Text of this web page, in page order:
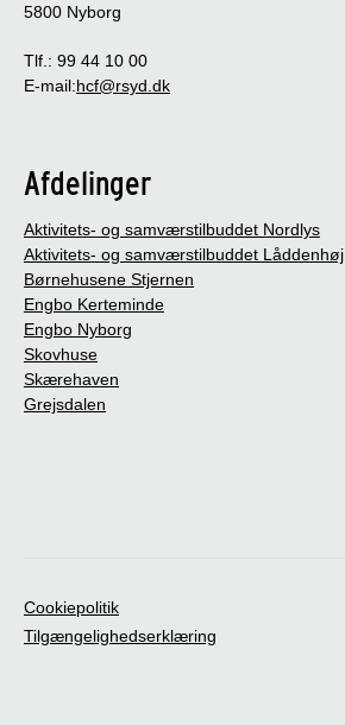
5800 Nyborg
Tlf.: 99 44 10 00
E-mail:hcf@rsyd.dk
Afdelinger
Aktivitets- og samværstilbuddet Nordlys
Aktivitets- og samværstilbuddet Låddenhøj
Børnehusene Stjernen
Engbo Kerteminde
Engbo Nyborg
Skovhuse
Skærehaven
Grejsdalen
Cookiepolitik
Tilgængelighedserklæring